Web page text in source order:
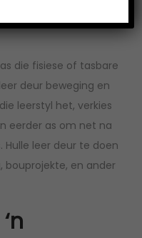
die fisiese of tasbare
deur beweging en
leerstyl het, verkies
eerder as om net na
Hulle leer deur te doen
bouprojekte, en ander